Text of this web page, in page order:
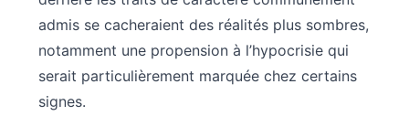
admis se cacheraient des réalités plus sombres,
notamment une propension à l’hypocrisie qui
serait particulièrement marquée chez certains
signes.